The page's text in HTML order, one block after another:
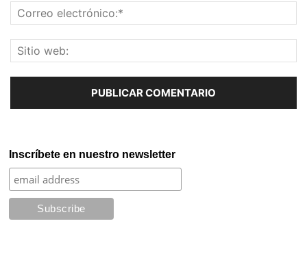
Inscríbete en nuestro newsletter